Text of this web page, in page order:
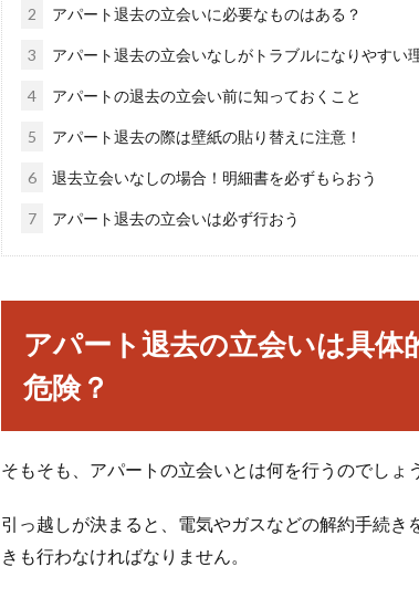
2 アパート退去の立会いに必要なものはある？
3 アパート退去の立会いなしがトラブルになりやすい
4 アパートの退去の立会い前に知っておくこと
5 アパート退去の際は壁紙の貼り替えに注意！
6 退去立会いなしの場合！明細書を必ずもらおう
7 アパート退去の立会いは必ず行おう
アパート退去の立会いは具
危険？
そもそも、アパートの立会いとは何を行うのでしょ
引っ越しが決まると、電気やガスなどの解約手続
きも行わなければなりません。